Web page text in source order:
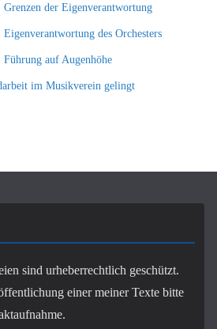
der Eigenverantwortung
des Orchesters
auf Augenhöhe
im Musikverein gelingt
sind urheberrechtlich geschützt.
einer meiner Texte bitte